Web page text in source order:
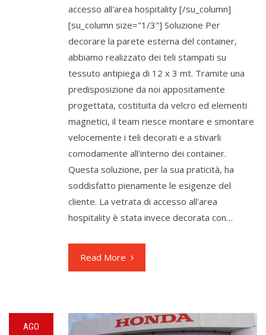
accesso all'area hospitality [/su_column]
[su_column size="1/3"] Soluzione Per
decorare la parete esterna del container,
abbiamo realizzato dei teli stampati su
tessuto antipiega di 12 x 3 mt. Tramite una
predisposizione da noi appositamente
progettata, costituita da velcro ed elementi
magnetici, il team riesce montare e smontare
velocemente i teli decorati e a stivarli
comodamente all'interno dei container.
Questa soluzione, per la sua praticità, ha
soddisfatto pienamente le esigenze del
cliente. La vetrata di accesso all'area
hospitality è stata invece decorata con…
Read More
AGO